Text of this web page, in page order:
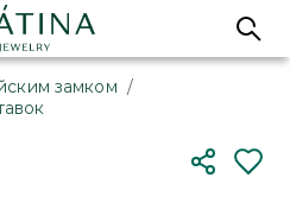
замком /